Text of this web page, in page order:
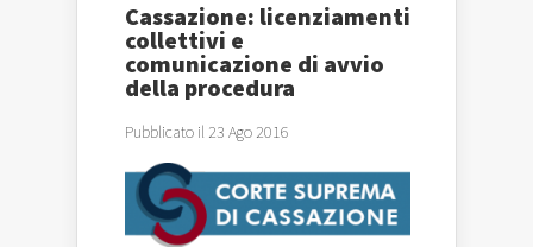
Cassazione: licenziamenti
collettivi e
comunicazione di avvio
della procedura
Pubblicato il 23 Ago 2016